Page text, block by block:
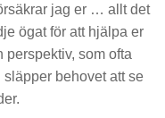
jag er … allt det
ögat för att hjälpa er
perspektiv, som ofta
behovet att se